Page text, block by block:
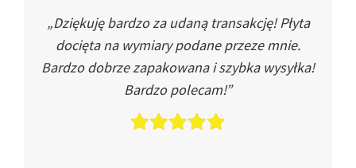
„Dziękuję bardzo za udaną transakcję! Płyta
docięta na wymiary podane przeze mnie.
Bardzo dobrze zapakowana i szybka wysyłka!
Bardzo polecam!”